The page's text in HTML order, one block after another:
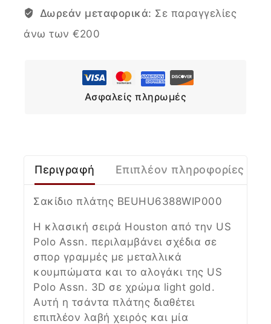
Δωρεάν μεταφορικά: Σε παραγγελίες
άνω των €200
Ασφαλείς πληρωμές
Περιγραφή Επιπλέον πληροφορίες
Σακίδιο πλάτης BEUHU6388WIP000
Η κλασική σειρά Houston από την US
Polo Assn. περιλαμβάνει σχέδια σε
σπορ γραμμές με μεταλλικά
κουμπώματα και το αλογάκι της US
Polo Assn. 3D σε χρώμα light gold.
Αυτή η τσάντα πλάτης διαθέτει
επιπλέον λαβή χειρός και μία